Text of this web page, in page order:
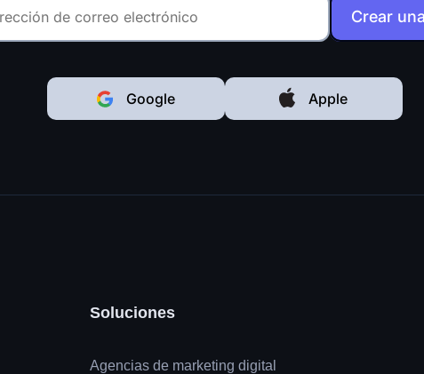
Crear
Google Apple
Soluciones
Agencias de marketing digital